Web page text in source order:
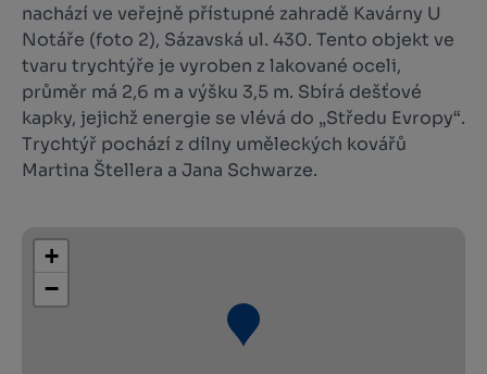
nachází ve veřejně přístupné zahradě Kavárny U
Notáře (foto 2), Sázavská ul. 430. Tento objekt ve
tvaru trychtýře je vyroben z lakované oceli,
průměr má 2,6 m a výšku 3,5 m. Sbírá dešťové
kapky, jejichž energie se vlévá do „Středu Evropy“.
Trychtýř pochází z dílny uměleckých kovářů
Martina Štellera a Jana Schwarze.
+
−